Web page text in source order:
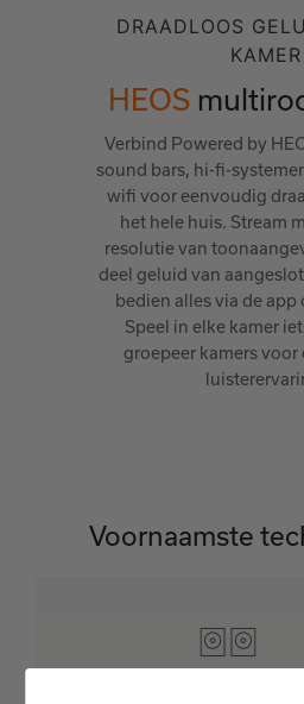
DRAADLOOS
KAMER
HEOS
Verbind Powered by
sound bars, hi-fi-
wifi voor eenvoudig
het hele huis. Stream
resolutie van
deel geluid van
bedien alles via de app
Speel in elke kamer
groepeer kamers voor
Voornaamste